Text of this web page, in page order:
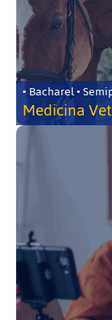
• Bacharel •
Medicina